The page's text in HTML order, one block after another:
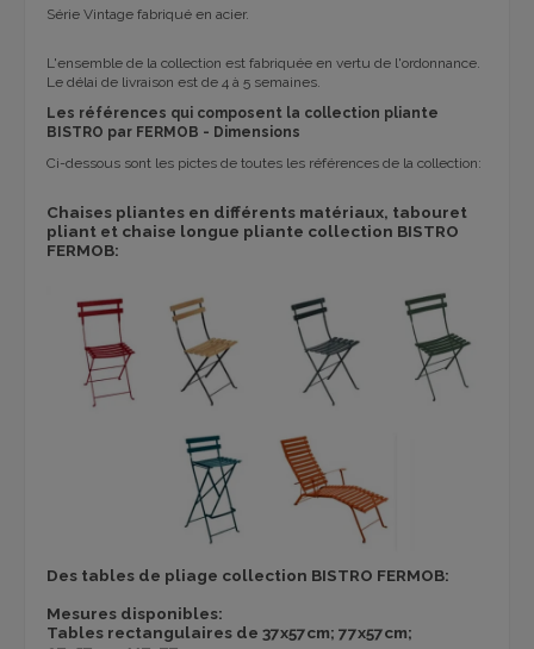
Série Vintage fabriqué en acier.
L'ensemble de la collection est fabriquée en vertu de l'ordonnance.
Le délai de livraison est de 4 à 5 semaines.
Les références qui composent la collection pliante
BISTRO par FERMOB - Dimensions
Ci-dessous sont les pictes de toutes les références de la collection:
Chaises pliantes en différents matériaux, tabouret
pliant et chaise longue pliante collection BISTRO
FERMOB:
Des tables de pliage collection BISTRO FERMOB:
Mesures disponibles:
Tables rectangulaires de 37x57cm; 77x57cm;